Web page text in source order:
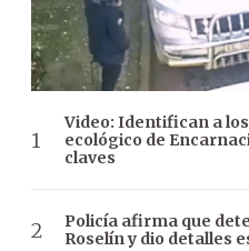
Video: Identifican a
ecológico de
claves
Policía afirma que
Roselín y dio detalles